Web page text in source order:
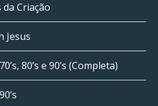
da Criação
Jesus
80’s e 90’s (Completa)